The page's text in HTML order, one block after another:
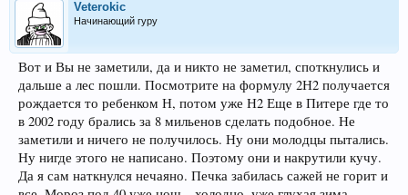
Veterokic
Начинающий гуру
Вот и Вы не заметили, да и никто не заметил, споткнулись и
дальше а лес пошли. Посмотрите на формулу 2Н2 получается
рождается то ребенком Н, потом уже Н2 Еще в Питере где то
в 2002 году брались за 8 мильенов сделать подобное. Не
заметили и ничего не получилось. Ну они молодцы пытались.
Ну нигде этого не написано. Поэтому они и накрутили кучу.
Да я сам наткнулся нечаяно. Печка забилась сажей не горит и